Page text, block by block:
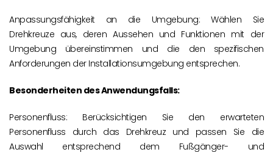
Anpassungsfähigkeit an die Umgebung: Wählen Sie
Drehkreuze aus, deren Aussehen und Funktionen mit der
Umgebung übereinstimmen und die den spezifischen
Anforderungen der Installationsumgebung entsprechen.
Besonderheiten des Anwendungsfalls:
Personenfluss: Berücksichtigen Sie den erwarteten
Personenfluss durch das Drehkreuz und passen Sie die
Auswahl entsprechend dem Fußgänger- und